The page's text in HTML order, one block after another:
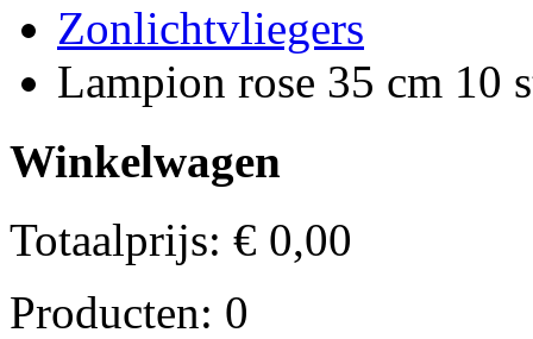
Zonlichtvliegers
Lampion rose 35 cm 10
Winkelwagen
Totaalprijs: € 0,00
Producten: 0